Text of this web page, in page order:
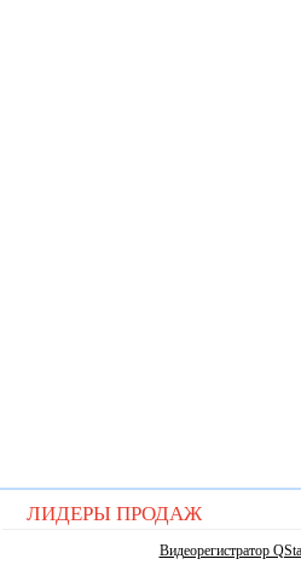
ЛИДЕРЫ ПРОДАЖ
Видеорегистратор